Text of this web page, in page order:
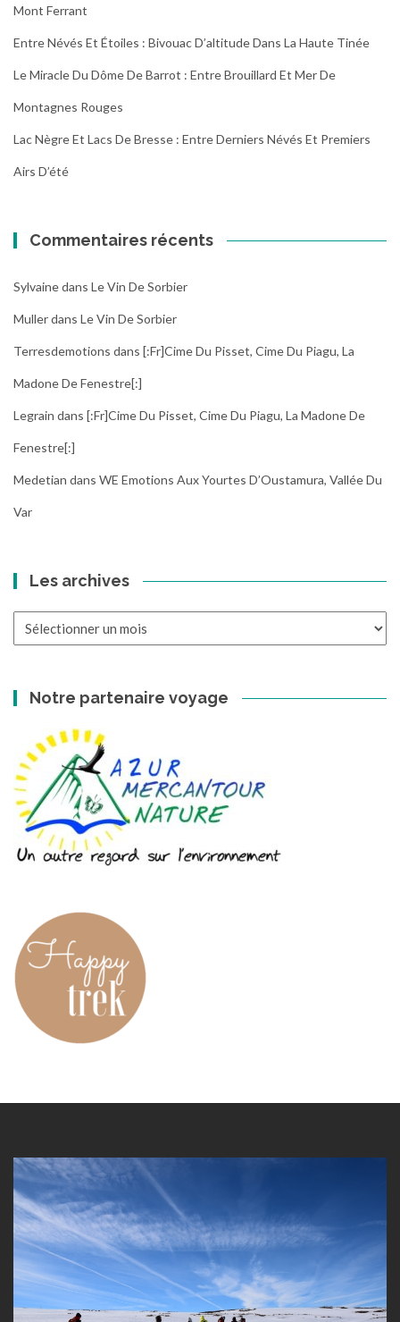
Mont Ferrant
Entre Névés Et Étoiles : Bivouac D’altitude Dans La Haute Tinée
Le Miracle Du Dôme De Barrot : Entre Brouillard Et Mer De
Montagnes Rouges
Lac Nègre Et Lacs De Bresse : Entre Derniers Névés Et Premiers
Airs D’été
Commentaires récents
Sylvainedans Le Vin De Sorbier
Mullerdans Le Vin De Sorbier
Terresdemotions dans [:fr]Cime Du Pisset, Cime Du Piagu, La
Madone De Fenestre[:]
Legrain dans [:fr]Cime Du Pisset, Cime Du Piagu, La Madone De
Fenestre[:]
Medetian dans WE Emotions Aux Yourtes D’Oustamura, Vallée Du
Var
Les archives
Notre partenaire voyage